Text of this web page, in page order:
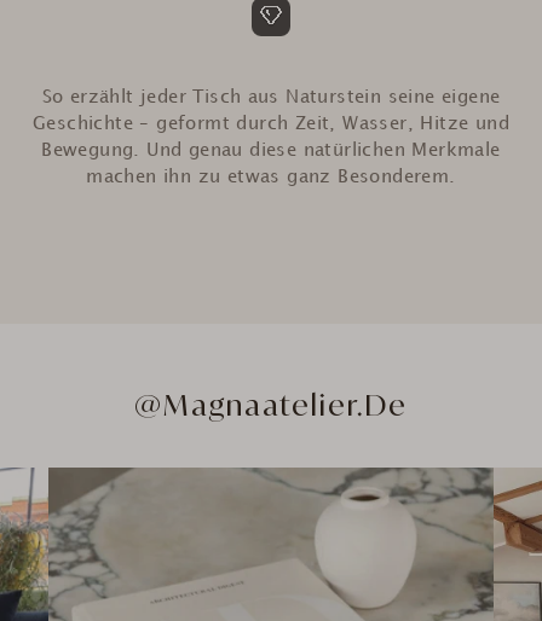
So erzählt jeder Tisch aus Naturstein seine eigene
Geschichte – geformt durch Zeit, Wasser, Hitze und
Bewegung. Und genau diese natürlichen Merkmale
machen ihn zu etwas ganz Besonderem.
@Magnaatelier.de